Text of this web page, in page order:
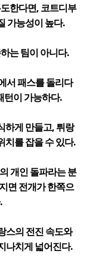
한다면, 코트디부
가능성이 높다.
는 팀이 아니다.
서 패스를 돌리다
턴이 가능하다.
하게 만들고, 튀랑
치를 잡을 수 있다.
개인 돌파라는 분
면 전개가 한쪽으
스의 전진 속도와
나치게 넓어진다.